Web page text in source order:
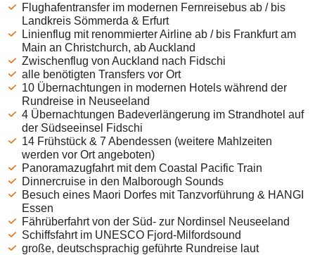
Flughafentransfer im modernen Fernreisebus ab / bis
Landkreis Sömmerda & Erfurt
Linienflug mit renommierter Airline ab / bis Frankfurt am
Main an Christchurch, ab Auckland
Zwischenflug von Auckland nach Fidschi
alle benötigten Transfers vor Ort
10 Übernachtungen in modernen Hotels während der
Rundreise in Neuseeland
4 Übernachtungen Badeverlängerung im Strandhotel auf
der Südseeinsel Fidschi
14 Frühstück & 7 Abendessen (weitere Mahlzeiten
werden vor Ort angeboten)
Panoramazugfahrt mit dem Coastal Pacific Train
Dinnercruise in den Malborough Sounds
Besuch eines Maori Dorfes mit Tanzvorführung & HANGI
Essen
Fährüberfahrt von der Süd- zur Nordinsel Neuseeland
Schiffsfahrt im UNESCO Fjord-Milfordsound
große, deutschsprachig geführte Rundreise laut